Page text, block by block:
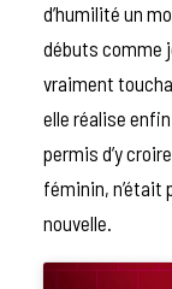
d’humilité un
débuts comme
vraiment
elle réalise
permis d’y
féminin, n’était
nouvelle.